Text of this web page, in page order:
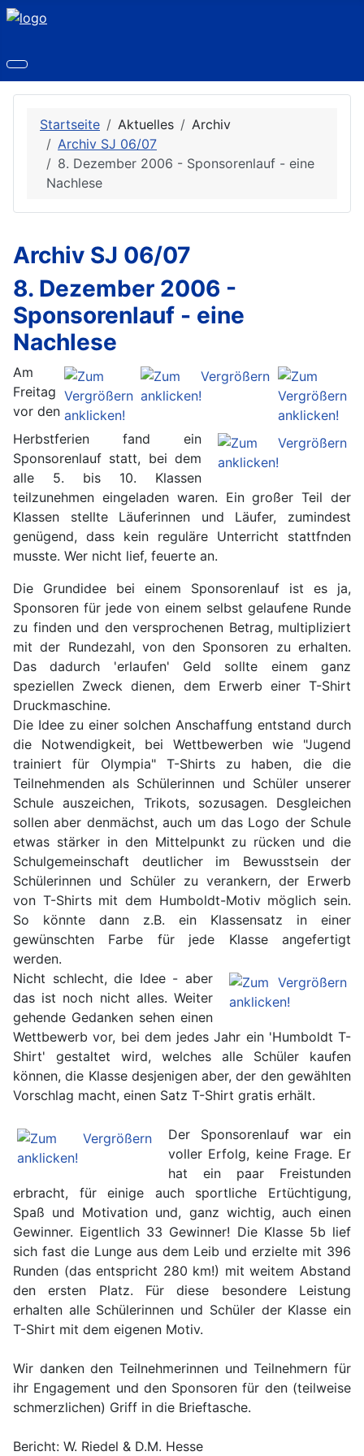
Startseite Aktuelles
Archiv
Archiv SJ 06/07
8. Dezember 2006 - Sponsorenlauf - eine
Nachlese
Archiv SJ 06/07
8. Dezember 2006 -
Sponsorenlauf - eine
Nachlese
Am
Freitag
vor den
Herbstferien fand ein
Sponsorenlauf statt, bei dem
alle 5. bis 10. Klassen
teilzunehmen eingeladen waren. Ein großer Teil der
Klassen stellte Läuferinnen und Läufer, zumindest
genügend, dass kein reguläre Unterricht stattfnden
musste. Wer nicht lief, feuerte an.
Die Grundidee bei einem Sponsorenlauf ist es ja,
Sponsoren für jede von einem selbst gelaufene Runde
zu finden und den versprochenen Betrag, multipliziert
mit der Rundezahl, von den Sponsoren zu erhalten.
Das dadurch 'erlaufen' Geld sollte einem ganz
speziellen Zweck dienen, dem Erwerb einer T-Shirt
Druckmaschine.
Die Idee zu einer solchen Anschaffung entstand durch
die Notwendigkeit, bei Wettbewerben wie "Jugend
trainiert für Olympia" T-Shirts zu haben, die die
Teilnehmenden als Schülerinnen und Schüler unserer
Schule auszeichen, Trikots, sozusagen. Desgleichen
sollen aber denmächst, auch um das Logo der Schule
etwas stärker in den Mittelpunkt zu rücken und die
Schulgemeinschaft deutlicher im Bewusstsein der
Schülerinnen und Schüler zu verankern, der Erwerb
von T-Shirts mit dem Humboldt-Motiv möglich sein.
So könnte dann z.B. ein Klassensatz in einer
gewünschten Farbe für jede Klasse angefertigt
werden.
Nicht schlecht, die Idee - aber
das ist noch nicht alles. Weiter
gehende Gedanken sehen einen
Wettbewerb vor, bei dem jedes Jahr ein 'Humboldt T-
Shirt' gestaltet wird, welches alle Schüler kaufen
können, die Klasse desjenigen aber, der den gewählten
Vorschlag macht, einen Satz T-Shirt gratis erhält.
Der Sponsorenlauf war ein
voller Erfolg, keine Frage. Er
hat ein paar Freistunden
erbracht, für einige auch sportliche Ertüchtigung,
Spaß und Motivation und, ganz wichtig, auch einen
Gewinner. Eigentlich 33 Gewinner! Die Klasse 5b lief
sich fast die Lunge aus dem Leib und erzielte mit 396
Runden (das entspricht 280 km!) mit weitem Abstand
den ersten Platz. Für diese besondere Leistung
erhalten alle Schülerinnen und Schüler der Klasse ein
T-Shirt mit dem eigenen Motiv.
Wir danken den Teilnehmerinnen und Teilnehmern für
ihr Engagement und den Sponsoren für den (teilweise
schmerzlichen) Griff in die Brieftasche.
Bericht: W. Riedel & D.M. Hesse